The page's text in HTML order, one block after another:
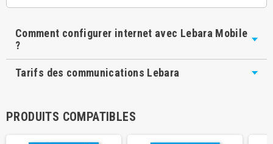
Comment configurer internet avec Lebara Mobile
?
Tarifs des communications Lebara
PRODUITS COMPATIBLES